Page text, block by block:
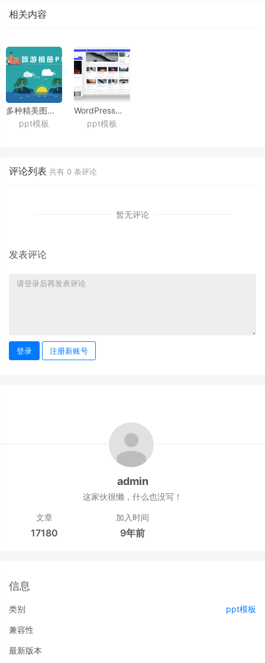
相关内容
多种精美图片排版方案旅游相册日记ppt模板
ppt模板
WordPress响应式扁平风格博客主题Uigreat
v1.5.1
ppt模板
评论列表 共有 0 条评论
暂无评论
发表评论
登录 注册新账号
admin
这家伙很懒，什么也没写！
文章
17180
加入时间
9年前
信息
类别 ppt模板
兼容性
最新版本